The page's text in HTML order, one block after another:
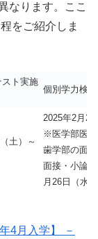
なります。ここ
をご紹介しま
スト実施
個別学力検
土）～
2025年2月
※医学部医
歯学部の面
面接・小論
月26日（水）
4月入学】 －